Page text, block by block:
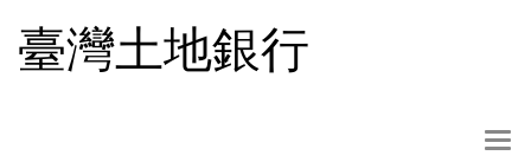
臺灣土地銀行
選